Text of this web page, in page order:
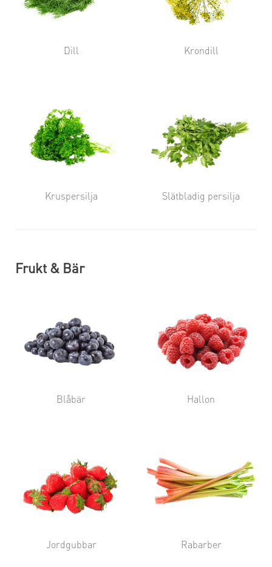
Dill Krondill
Kruspersilja Slätbladig persilja
Frukt & Bär
Blåbär Hallon
Jordgubbar Rabarber